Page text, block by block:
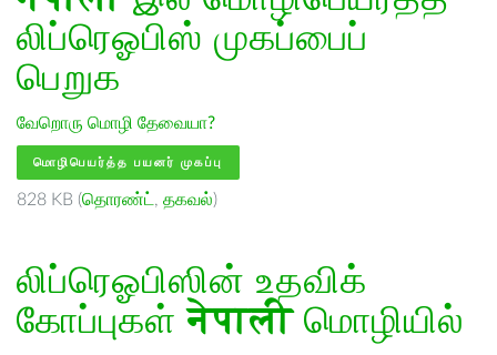
லிப்ரெஓபிஸ் முகப்பைப்
பெறுக
வேறொரு மொழி தேவையா?
மொழிபெயர்த்த பயனர் முகப்பு
828 KB (தொரண்ட் , தகவல்)
லிப்ரெஓபிஸின் உதவிக்
கோப்புகள்नेपालीமொழியில்